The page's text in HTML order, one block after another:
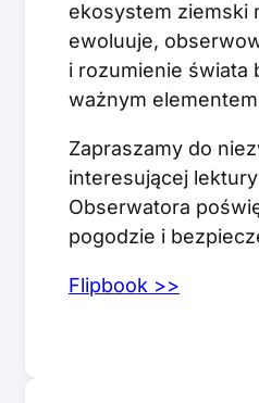
ekosystem ziemski
ewoluuje,
i rozumienie świata
ważnym
Zapraszamy do
interesującej
Obserwatora
pogodzie i
Flipbook >>